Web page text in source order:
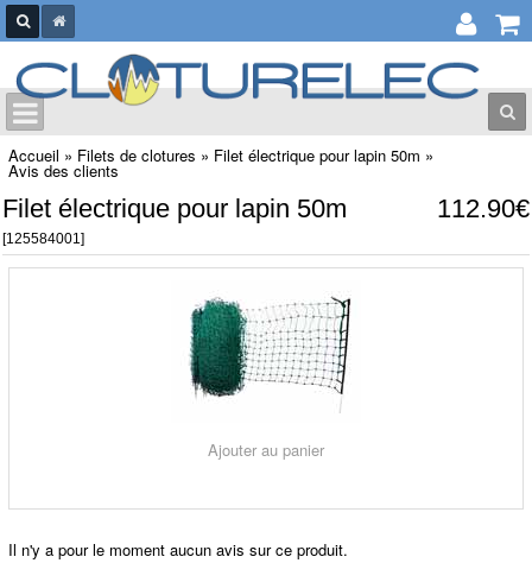
Accueil » Filets de clotures » Filet électrique pour lapin 50m »
Avis des clients
112.90€
Filet électrique pour lapin 50m
[125584001]
Ajouter au panier
Il n'y a pour le moment aucun avis sur ce produit.